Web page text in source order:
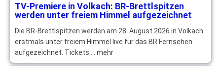
TV-Premiere in Volkach: BR-Brettlspitzen
werden unter freiem Himmel aufgezeichnet
Die BR-Brettlspitzen werden am 28. August 2026 in Volkach
erstmals unter freiem Himmel live für das BR Fernsehen
aufgezeichnet. Tickets … mehr